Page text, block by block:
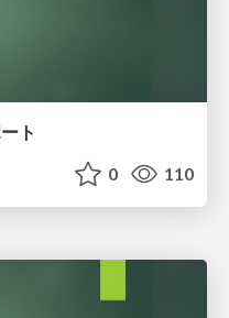
ト
0 110